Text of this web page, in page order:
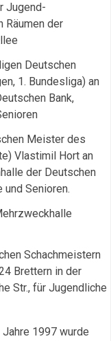
Jugend-
Räumen der
Deutschen
1. Bundesliga) an
Bank,
Meister des
Vlastimil Hort an
der Deutschen
und Senioren.
Schachmeistern
Brettern in der
Str., für Jugendliche
1997 wurde